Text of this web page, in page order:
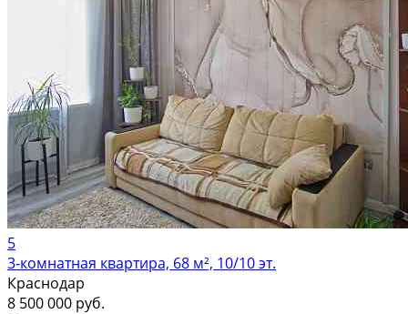
5
3-комнатная квартира, 68 м², 10/10 эт.
Краснодар
8 500 000 руб.